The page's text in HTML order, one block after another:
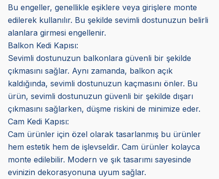
Bu engeller, genellikle eşiklere veya girişlere monte
edilerek kullanılır. Bu şekilde sevimli dostunuzun belirli
alanlara girmesi engellenir.
Balkon Kedi Kapısı:
Sevimli dostunuzun balkonlara güvenli bir şekilde
çıkmasını sağlar. Aynı zamanda, balkon açık
kaldığında, sevimli dostunuzun kaçmasını önler. Bu
ürün, sevimli dostunuzun güvenli bir şekilde dışarı
çıkmasını sağlarken, düşme riskini de minimize eder.
Cam Kedi Kapısı:
Cam ürünler için özel olarak tasarlanmış bu ürünler
hem estetik hem de işlevseldir. Cam ürünler kolayca
monte edilebilir. Modern ve şık tasarımı sayesinde
evinizin dekorasyonuna uyum sağlar.